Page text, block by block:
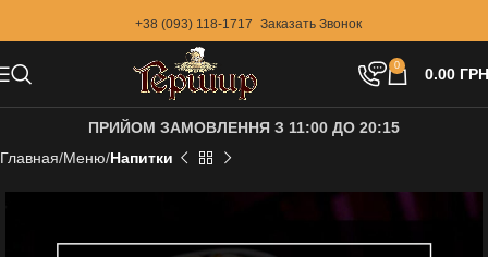
+38 (093) 118-1717 Заказать Звонок
0 0.00
ПРИЙОМ ЗАМОВЛЕННЯ З 11:00 ДО 20:15
Главная Меню Напитки